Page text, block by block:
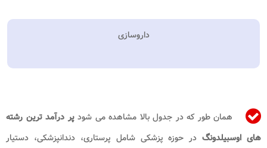
داروسازی
همان طور که در جدول بالا مشاهده می شودپر درآمد ترین رشته
های اوسبیلدونگدر حوزه پزشکی شامل پرستاری، دندانپزشکی، دستیار